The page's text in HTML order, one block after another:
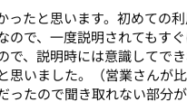
ったと思います。初めての
ので、一度説明されてもす
で、説明時には意識してで
思いました。（営業さんが
ったので聞き取れない部分